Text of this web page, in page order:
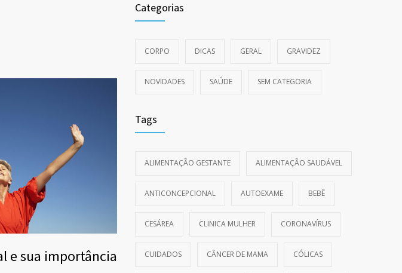
e sua importância
Categorias
CORPO DICAS GERAL GRAVIDEZ
NOVIDADES SAÚDE SEM CATEGORIA
Tags
ALIMENTAÇÃO GESTANTE ALIMENTAÇÃO SAUDÁVEL
ANTICONCEPCIONAL AUTOEXAME BEBÊ
CESÁREA CLINICA MULHER CORONAVÍRUS
CUIDADOS CÂNCER DE MAMA CÓLICAS